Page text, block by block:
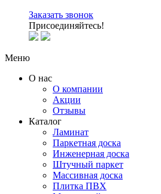
Заказать звонок
Присоединяйтесь!
Меню
О нас
О компании
Акции
Отзывы
Каталог
Ламинат
Паркетная доска
Инженерная доска
Штучный паркет
Массивная доска
Плитка ПВХ